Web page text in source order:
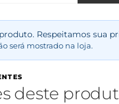
Respeitamos sua
será mostrado na loja.
deste